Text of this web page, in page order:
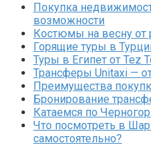
Покупка
возможности
Костюмы на весну от
Горящие туры в
Туры в Египет от Tez
Трансферы Unitaxi —
Преимущества
Бронирование
Катаемся по
Что посмотреть в
самостоятельно?